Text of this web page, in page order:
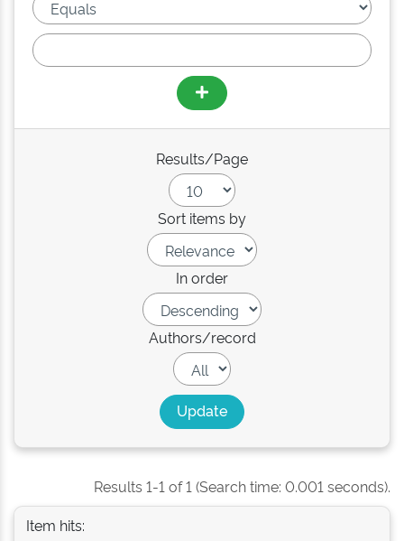
Results/Page
Sort items by
In order
Authors/record
Results 1-1 of 1 (Search time: 0.001 seconds).
Item hits: